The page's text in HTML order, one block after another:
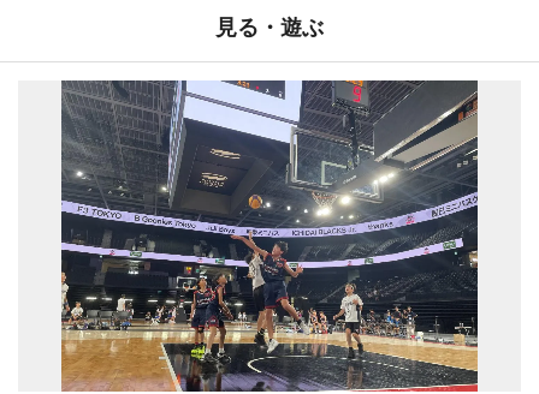
見る・遊ぶ